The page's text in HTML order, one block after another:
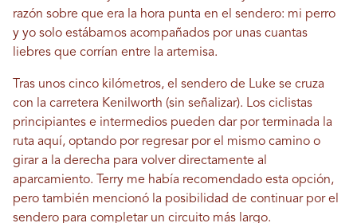
razón sobre que era la hora punta en el sendero: mi perro
y yo solo estábamos acompañados por unas cuantas
liebres que corrían entre la artemisa.
Tras unos cinco kilómetros, el sendero de Luke se cruza
con la carretera Kenilworth (sin señalizar). Los ciclistas
principiantes e intermedios pueden dar por terminada la
ruta aquí, optando por regresar por el mismo camino o
girar a la derecha para volver directamente al
aparcamiento. Terry me había recomendado esta opción,
pero también mencionó la posibilidad de continuar por el
sendero para completar un circuito más largo.